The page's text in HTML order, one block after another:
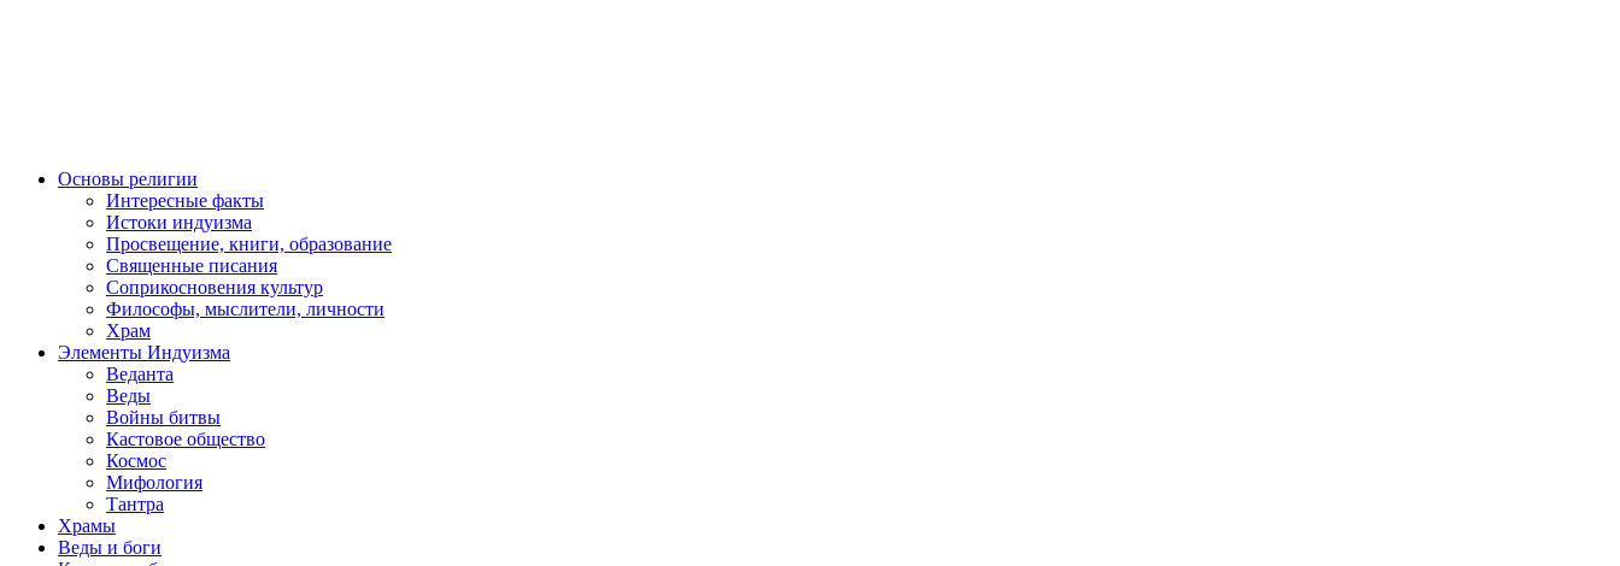
Основы религии
Интересные факты
Истоки индуизма
Просвещение, книги, образование
Священные писания
Соприкосновения культур
Философы, мыслители, личности
Храм
Элементы Индуизма
Веданта
Веды
Войны битвы
Кастовое общество
Космос
Мифология
Тантра
Храмы
Веды и боги